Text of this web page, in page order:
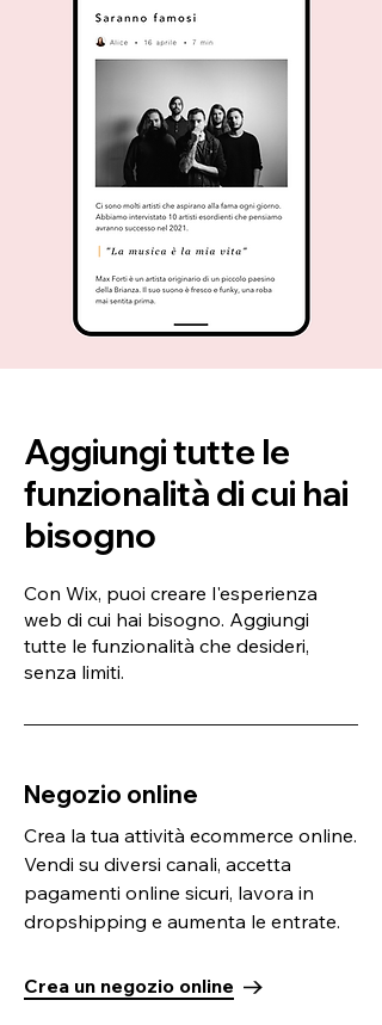
Aggiungi tutte le
funzionalità di cui hai
bisogno
Con Wix, puoi creare l'esperienza
web di cui hai bisogno. Aggiungi
tutte le funzionalità che desideri,
senza limiti.
Negozio online
Crea la tua attività ecommerce online.
Vendi su diversi canali, accetta
pagamenti online sicuri, lavora in
dropshipping e aumenta le entrate.
Crea un negozio online